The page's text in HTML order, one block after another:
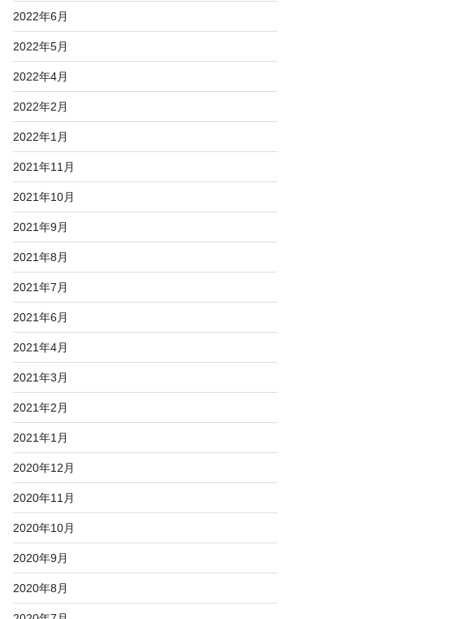
2022年6月
2022年5月
2022年4月
2022年2月
2022年1月
2021年11月
2021年10月
2021年9月
2021年8月
2021年7月
2021年6月
2021年4月
2021年3月
2021年2月
2021年1月
2020年12月
2020年11月
2020年10月
2020年9月
2020年8月